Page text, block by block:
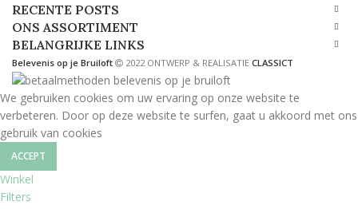
RECENTE POSTS
ONS ASSORTIMENT
BELANGRIJKE LINKS
Belevenis op je Bruiloft 2022 ONTWERP & REALISATIE CLASSICT
We gebruiken cookies om uw ervaring op onze website te
verbeteren. Door op deze website te surfen, gaat u akkoord met ons
gebruik van cookies
ACCEPT
Winkel
Filters